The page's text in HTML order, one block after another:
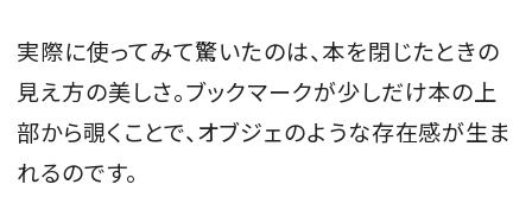
実際に使ってみて驚いたのは、本を閉じたときの
見え方の美しさ。ブックマークが少しだけ本の上
部から覗くことで、オブジェのような存在感が生ま
れるのです。